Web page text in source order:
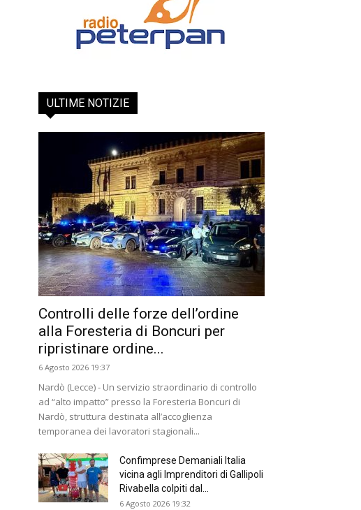
ULTIME NOTIZIE
Controlli delle forze dell’ordine
alla Foresteria di Boncuri per
ripristinare ordine...
6 Agosto 2026 19:37
Nardò (Lecce) - Un servizio straordinario di controllo
ad “alto impatto” presso la Foresteria Boncuri di
Nardò, struttura destinata all’accoglienza
temporanea dei lavoratori stagionali...
Confimprese Demaniali Italia
vicina agli Imprenditori di Gallipoli
Rivabella colpiti dal...
6 Agosto 2026 19:32